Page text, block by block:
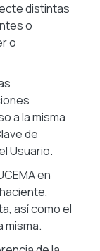
distintas
o
o
a la misma
de
Usuario.
en
así como el
misma.